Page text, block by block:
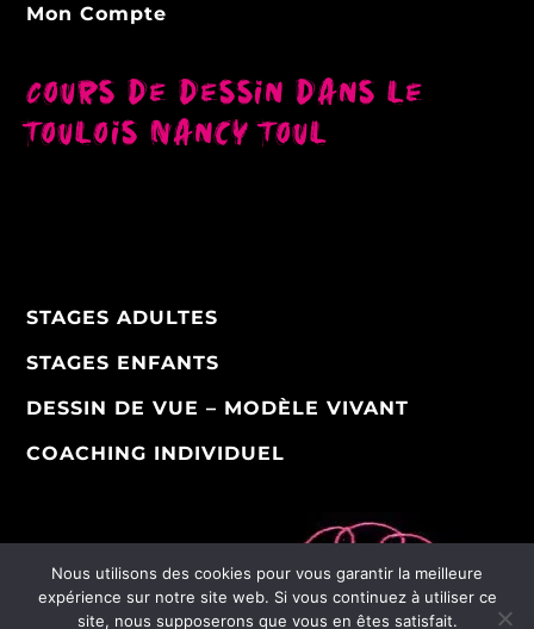
Mon Compte
Cours de dessin dans le
Toulois Nancy Toul
STAGES ADULTES
STAGES ENFANTS
DESSIN DE VUE – MODÈLE VIVANT
COACHING INDIVIDUEL
Nous utilisons des cookies pour vous garantir la meilleure
expérience sur notre site web. Si vous continuez à utiliser ce
site, nous supposerons que vous en êtes satisfait.